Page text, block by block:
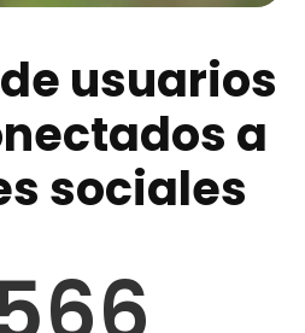
usuarios
a
sociales